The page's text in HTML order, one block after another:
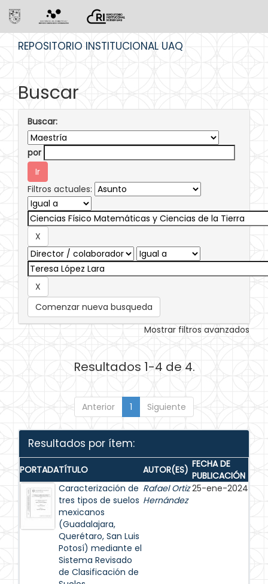
REPOSITORIO INSTITUCIONAL UAQ
Buscar
Buscar:
por
Filtros actuales:
Comenzar nueva busqueda
Mostrar filtros avanzados
Resultados 1-4 de 4.
Anterior 1 Siguiente
Resultados por ítem:
PORTADATÍTULO AUTOR(ES) FECHA DE
PUBLICACIÓN
Caracterización de
tres tipos de suelos
mexicanos
(Guadalajara,
Querétaro, San Luis
Potosí) mediante el
Sistema Revisado
de Clasificación de
Rafael Ortiz
Hernández
25-ene-2024